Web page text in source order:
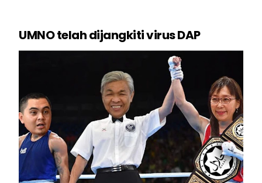
UMNO telah dijangkiti virus DAP